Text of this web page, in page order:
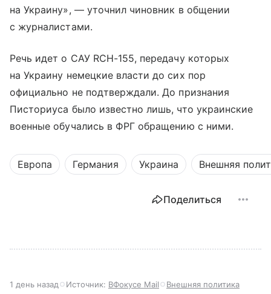
на Украину», — уточнил чиновник в общении
с журналистами.
Речь идет о САУ RCH-155, передачу которых
на Украину немецкие власти до сих пор
официально не подтверждали. До признания
Писториуса было известно лишь, что украинские
военные обучались в ФРГ обращению с ними.
Европа Германия Украина Внешняя
Поделиться
1 день назад Источник: ВФокусе Mail Внешняя политика